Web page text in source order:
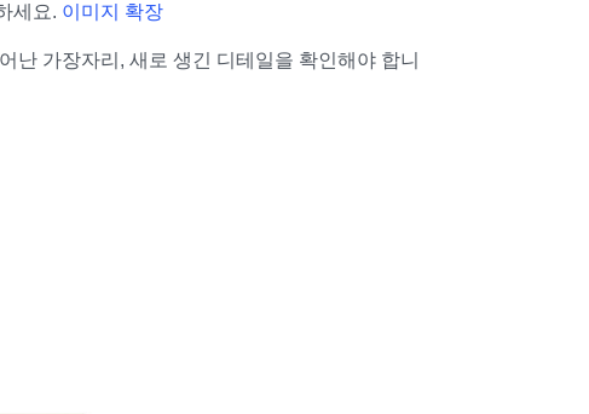
세요. 이미지 확장
난 가장자리, 새로 생긴 디테일을 확인해야 합니